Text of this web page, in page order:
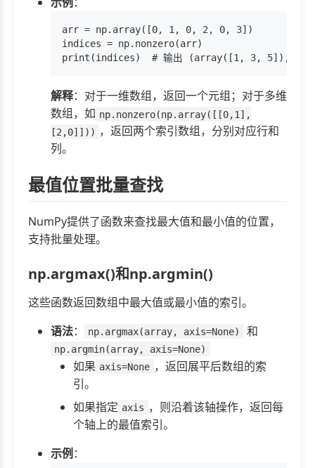
arr = np.array([0, 1, 0, 2, 0, 3])
indices = np.nonzero(arr)
解释：对于一维数组，返回一个元组；对于多维
数组，如 np.nonzero(np.array([[0,1],
[2,0]])) ，返回两个索引数组，分别对应行和
列。
最值位置批量查找
NumPy提供了函数来查找最大值和最小值的位置，
支持批量处理。
np.argmax()和np.argmin()
这些函数返回数组中最大值或最小值的索引。
语法： np.argmax(array, axis=None) 和
np.argmin(array, axis=None)
如果 axis=None ，返回展平后数组的索
引。
如果指定 axis ，则沿着该轴操作，返回每
个轴上的最值索引。
示例：